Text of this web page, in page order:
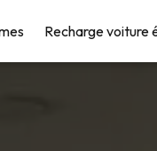
Recharge voiture